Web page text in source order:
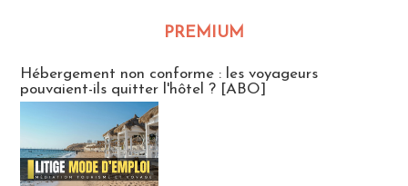
PREMIUM
Hébergement non conforme : les voyageurs
pouvaient-ils quitter l'hôtel ? [ABO]